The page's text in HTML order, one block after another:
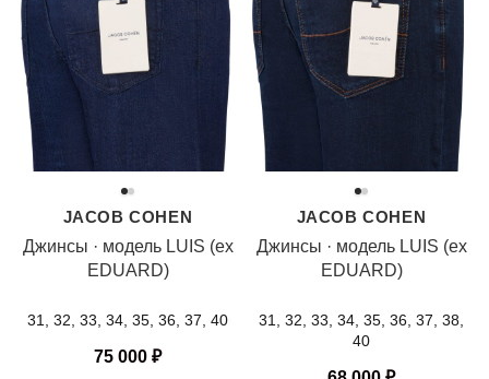
JACOB COHEN
Джинсы · модель LUIS (ex
EDUARD)
31, 32, 33, 34, 35, 36, 37, 40
75 000 ₽
JACOB COHEN
Джинсы · модель LUIS (ex
EDUARD)
31, 32, 33, 34, 35, 36, 37, 38,
40